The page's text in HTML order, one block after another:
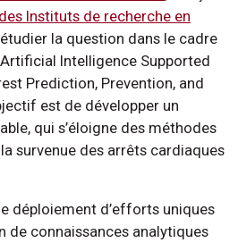
Instituts de recherche en
la question dans le cadre
Intelligence Supported
Prediction, Prevention, and
est de développer un
qui s’éloigne des méthodes
survenue des arrêts cardiaques
déploiement d’efforts uniques
de connaissances analytiques